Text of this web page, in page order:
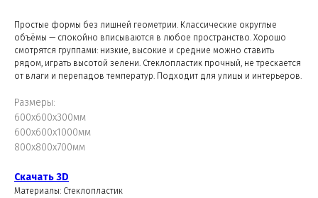
Простые формы без лишней геометрии. Классические округлые
объёмы — спокойно вписываются в любое пространство. Хорошо
смотрятся группами: низкие, высокие и средние можно ставить
рядом, играть высотой зелени. Стеклопластик прочный, не трескается
от влаги и перепадов температур. Подходит для улицы и интерьеров.
Размеры:
600х600х300мм
600х600х1000мм
800х800х700мм
Скачать 3D
Материалы: Стеклопластик